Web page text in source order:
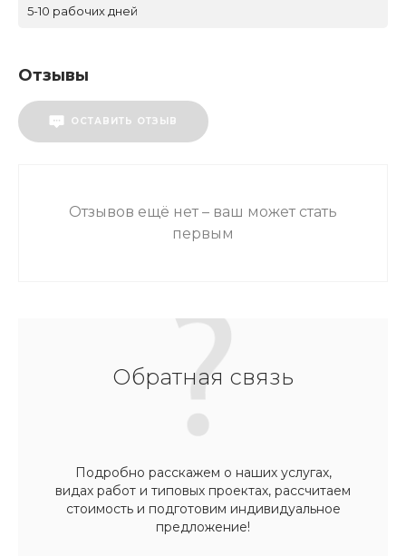
5-10 рабочих дней
Отзывы
ОСТАВИТЬ ОТЗЫВ
Отзывов ещё нет – ваш может стать
первым
Обратная связь
Подробно расскажем о наших услугах,
видах работ и типовых проектах, рассчитаем
стоимость и подготовим индивидуальное
предложение!